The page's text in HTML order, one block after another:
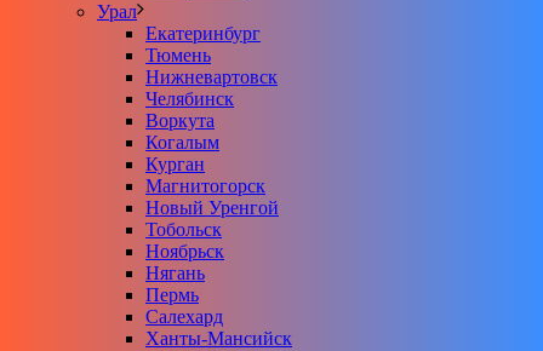
Урал
Екатеринбург
Тюмень
Нижневартовск
Челябинск
Воркута
Когалым
Курган
Магнитогорск
Новый Уренгой
Тобольск
Ноябрьск
Нягань
Пермь
Салехард
Ханты-Мансийск